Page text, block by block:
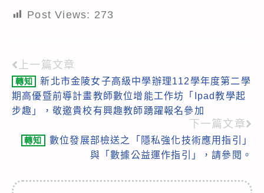
Post Views: 273
Read
more
articles
上一篇文章
轉知
新北市金陵女子高級中學辦理112學年度第二學
期高優暨前導計畫教師數位增能工作坊「Ipad教學起
步趣」，敬邀貴校有興趣教師踴躍報名參加
下一篇文章
轉知
數位發展部檢送之「隱私強化技術應用指引」
與「數據公益運作指引」，請參閱。